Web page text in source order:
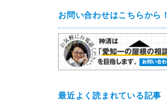
お問い合わせはこちらから！
最近よく読まれている記事